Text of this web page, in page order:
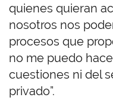
quienes quieran
nosotros nos
procesos que
no me puedo
cuestiones ni del
privado”.